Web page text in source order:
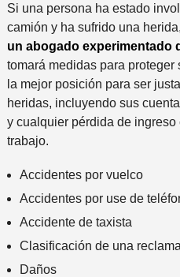
Si una persona ha estado
camión y ha sufrido una
un abogado experimentado
tomará medidas para
la mejor posición para ser
heridas, incluyendo sus
y cualquier pérdida de ingreso
trabajo.
Accidentes por vuelco
Accidentes por use de
Accidente de taxista
Clasificación de una
Daños